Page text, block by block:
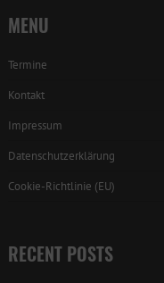
MENU
Termine
Kontakt
Impressum
Datenschutzerklärung
Cookie-Richtlinie (EU)
RECENT POSTS